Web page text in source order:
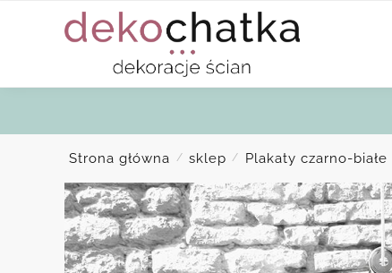
Strona główna / sklep / Plakaty czarno-białe